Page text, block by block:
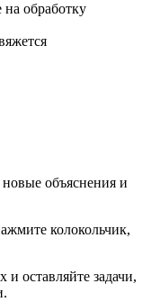
обработку
объяснения и
колокольчик,
и оставляйте задачи,